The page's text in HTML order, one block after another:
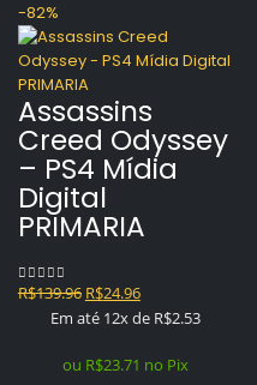
-82%
Assassins
Creed Odyssey
– PS4 Mídia
Digital
PRIMARIA
0out of 5
R$139.96 O
preço
era:
R$24.96O
preço
é:
Em até 12x de R$2.53
ou R$23.71 no Pix